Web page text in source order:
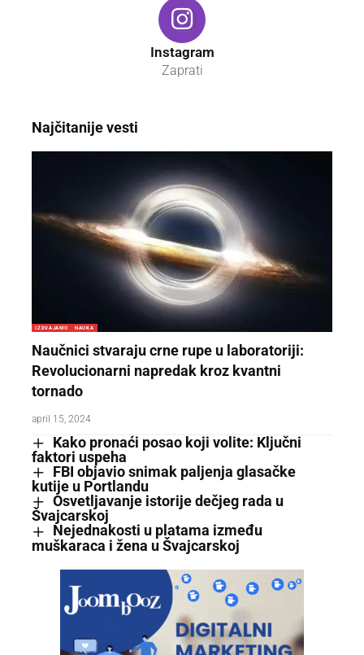
Instagram
Zaprati
Najčitanije vesti
IZDVAJAMO NAUKA
Naučnici stvaraju crne rupe u laboratoriji:
Revolucionarni napredak kroz kvantni
tornado
april 15, 2024
Kako pronaći posao koji volite: Ključni
faktori uspeha
FBI objavio snimak paljenja glasačke
kutije u Portlandu
Osvetljavanje istorije dečjeg rada u
Švajcarskoj
Nejednakosti u platama između
muškaraca i žena u Švajcarskoj